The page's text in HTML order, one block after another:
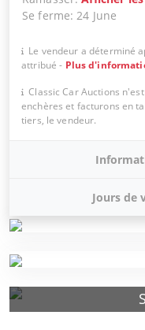
Se ferme:24 June
Le vendeur a déterminé
attribué - Plus
Classic Car Auctions
enchères et facturons en
tiers, le vendeur.
Jours de